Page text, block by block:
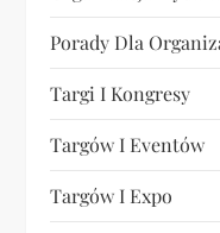
Porady Dla
Targi I Kongresy
Targów I Eventów
Targów I Expo